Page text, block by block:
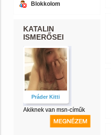
Blokkolom
KATALIN
ISMERŐSEI
Práder Kitti
Akiknek van msn-címűk